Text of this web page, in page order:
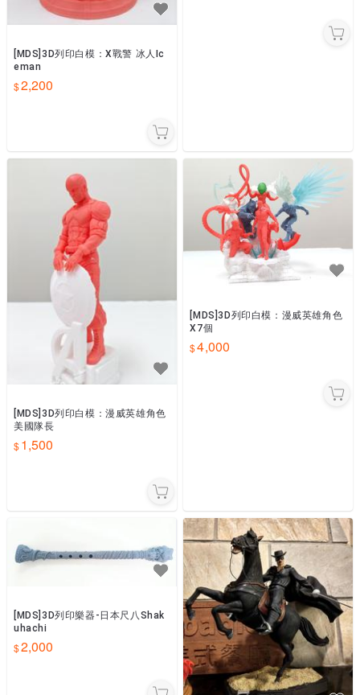
[MDS]3D列印白模：X戰警 冰人Ic
eman
2,200
[MDS]3D列印白模：漫威英雄角色
美國隊長
1,500
[MDS]3D列印白模：漫威英雄角色
X7個
4,000
[MDS]3D列印樂器-日本尺八Shak
uhachi
2,000